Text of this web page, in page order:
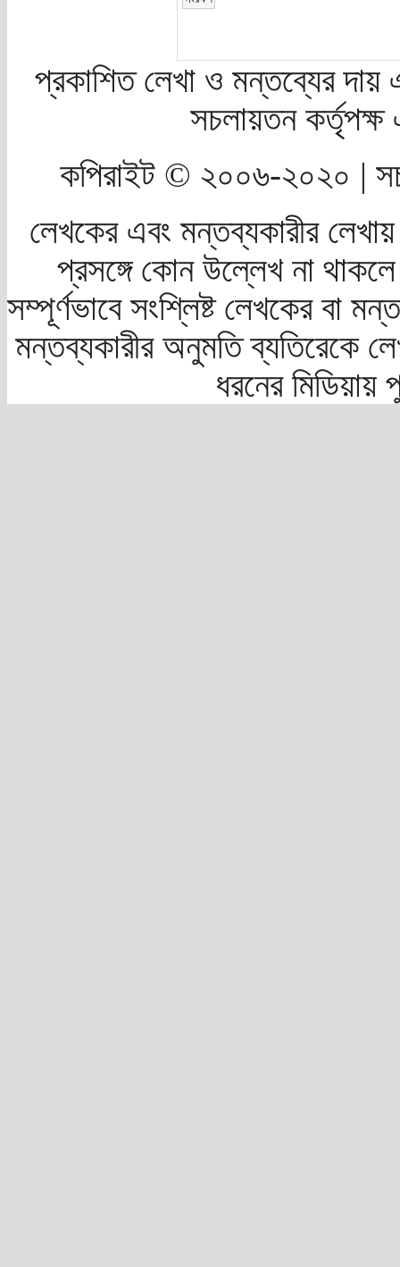
প্রকাশিত লেখা ও মন্তব্যের দায়
সচলায়তন
কপিরাইট © ২০০৬-২০২০ |
লেখকের এবং মন্তব্যকারীর
প্রসঙ্গে কোন উল্লেখ না
সম্পূর্ণভাবে সংশ্লিষ্ট লেখকের বা
মন্তব্যকারীর অনুমতি ব্যতিরেকে
ধরনের মিডিয়ায়